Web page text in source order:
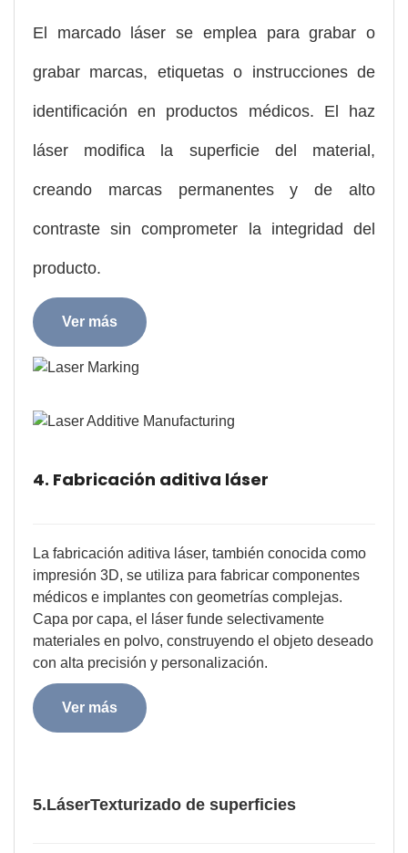
El marcado láser se emplea para grabar o
grabar marcas, etiquetas o instrucciones de
identificación en productos médicos. El haz
láser modifica la superficie del material,
creando marcas permanentes y de alto
contraste sin comprometer la integridad del
producto.
Ver más
4. Fabricación aditiva láser
La fabricación aditiva láser, también conocida como
impresión 3D, se utiliza para fabricar componentes
médicos e implantes con geometrías complejas.
Capa por capa, el láser funde selectivamente
materiales en polvo, construyendo el objeto deseado
con alta precisión y personalización.
Ver más
5.LáserTexturizado de superficies